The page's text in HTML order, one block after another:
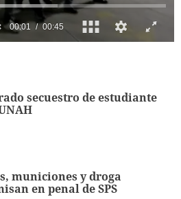
secuestro de estudiante
municiones y droga
en penal de SPS